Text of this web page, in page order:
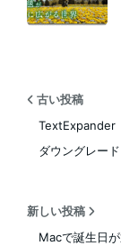
古い投稿
TextExpander
ダウングレード
新しい投稿
Macで誕生日